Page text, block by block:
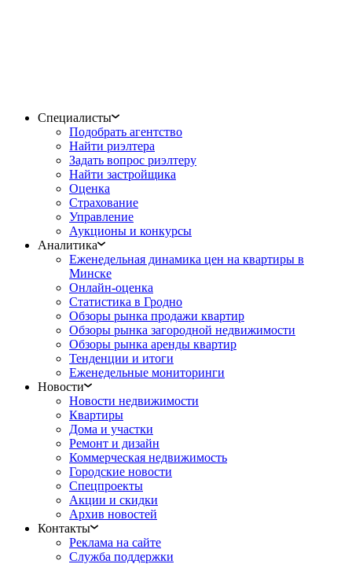
Специалисты
Подобрать агентство
Найти риэлтера
Задать вопрос риэлтеру
Найти застройщика
Оценка
Страхование
Управление
Аукционы и конкурсы
Аналитика
Еженедельная динамика цен на квартиры в
Минске
Онлайн-оценка
Статистика в Гродно
Обзоры рынка продажи квартир
Обзоры рынка загородной недвижимости
Обзоры рынка аренды квартир
Тенденции и итоги
Еженедельные мониторинги
Новости
Новости недвижимости
Квартиры
Дома и участки
Ремонт и дизайн
Коммерческая недвижимость
Городские новости
Спецпроекты
Акции и скидки
Архив новостей
Контакты
Реклама на сайте
Служба поддержки